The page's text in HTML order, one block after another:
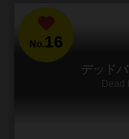
No. 16
デッド
Dead